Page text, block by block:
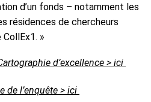
d’un fonds – notamment les
résidences de chercheurs
»
d’excellence > ici
de l’enquête > ici